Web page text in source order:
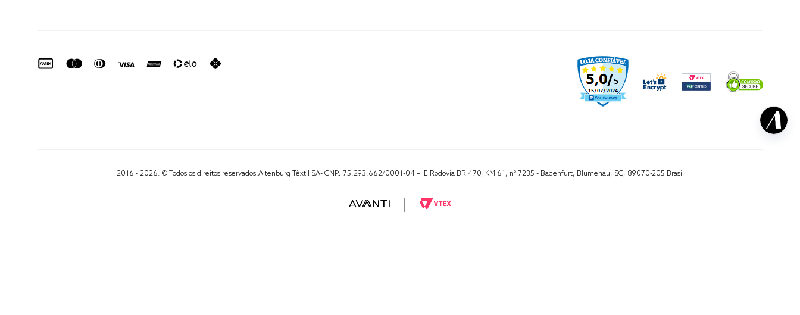
2016 - 2026. © Todos os direitos reservados.Altenburg Têxtil SA- CNPJ 75.293.662/0001-04 – IE Rodovia BR 470, KM 61, nº 7235 - Badenfurt, Blumenau, SC, 89070-205 Brasil